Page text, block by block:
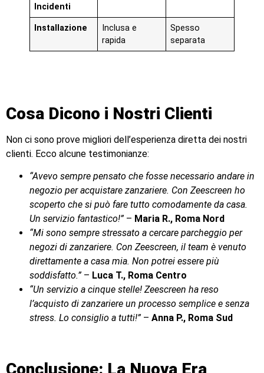
Incidenti
Installazione
Inclusa e
rapida
Spesso
separata
Cosa Dicono i Nostri Clienti
Non ci sono prove migliori dell’esperienza diretta dei nostri
clienti. Ecco alcune testimonianze:
“Avevo sempre pensato che fosse necessario andare in
negozio per acquistare zanzariere. Con Zeescreen ho
scoperto che si può fare tutto comodamente da casa.
Un servizio fantastico!”– Maria R., Roma Nord
“Mi sono sempre stressato a cercare parcheggio per
negozi di zanzariere. Con Zeescreen, il team è venuto
direttamente a casa mia. Non potrei essere più
soddisfatto.”– Luca T., Roma Centro
“Un servizio a cinque stelle! Zeescreen ha reso
l’acquisto di zanzariere un processo semplice e senza
stress. Lo consiglio a tutti!”– Anna P., Roma Sud